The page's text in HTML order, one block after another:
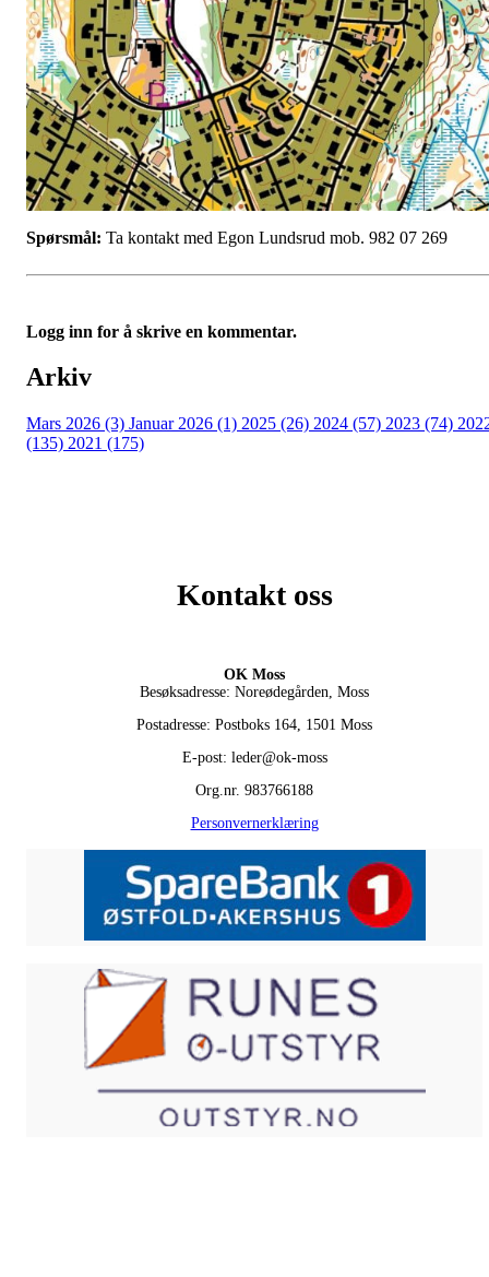
Spørsmål: Ta kontakt med Egon Lundsrud mob. 982 07 269
Logg inn for å skrive en kommentar.
Arkiv
Mars 2026 (3) Januar 2026 (1) 2025 (26) 2024 (57) 2023 (74)
(135) 2021 (175)
Kontakt oss
OK Moss
Besøksadresse: Noreødegården, Moss
Postadresse: Postboks 164, 1501 Moss
E-post: leder@ok-moss
Org.nr. 983766188
Personvernerklæring